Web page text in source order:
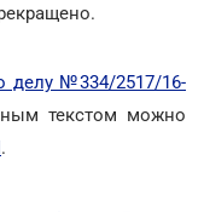
делу №334/2517/16-
текстом можно
.